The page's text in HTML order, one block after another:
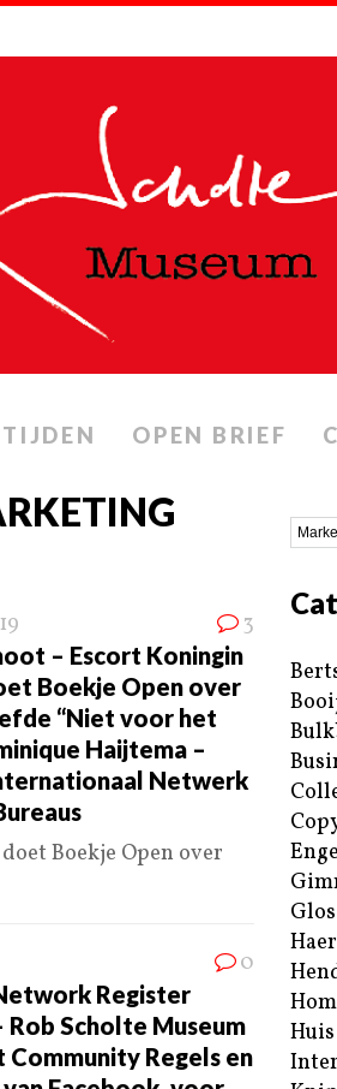
OPEN BRIEF
3
– Escort Koningin
Boekje Open over
“Niet voor het
Haijtema –
Netwerk
Boekje Open over
0
Register
Rob Scholte Museum
Community Regels en